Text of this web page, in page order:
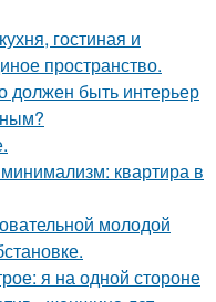
гостиная и
пространство.
должен быть интерьер
квартира в
молодой
я на одной стороне